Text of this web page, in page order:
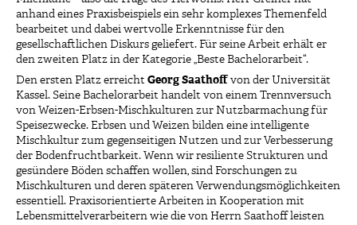
anhand eines Praxisbeispiels ein sehr komplexes Themenfeld
bearbeitet und dabei wertvolle Erkenntnisse für den
gesellschaftlichen Diskurs geliefert. Für seine Arbeit erhält er
den zweiten Platz in der Kategorie „Beste Bachelorarbeit“.
Den ersten Platz erreicht Georg Saathoff von der Universität
Kassel. Seine Bachelorarbeit handelt von einem Trennversuch
von Weizen-Erbsen-Mischkulturen zur Nutzbarmachung für
Speisezwecke. Erbsen und Weizen bilden eine intelligente
Mischkultur zum gegenseitigen Nutzen und zur Verbesserung
der Bodenfruchtbarkeit. Wenn wir resiliente Strukturen und
gesündere Böden schaffen wollen, sind Forschungen zu
Mischkulturen und deren späteren Verwendungsmöglichkeiten
essentiell. Praxisorientierte Arbeiten in Kooperation mit
Lebensmittelverarbeitern wie die von Herrn Saathoff leisten